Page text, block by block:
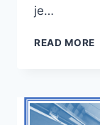
je…
READ MORE